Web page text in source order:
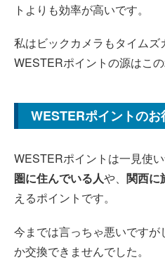
トよりも効率が高いです。
私はビックカメラもタイム
WESTERポイントの源はこの
WESTERポイントの
WESTERポイントは一見使
圏に住んでいる人や、 関西に
えるポイントです。
今までは言っちゃ悪いです
か交換できませんでした。